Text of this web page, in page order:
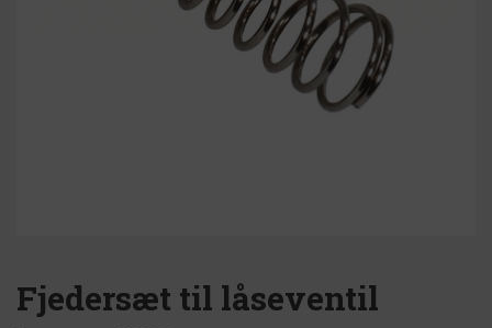
Fjedersæt til låseventil